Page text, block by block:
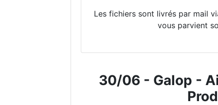
Les fichiers sont livrés par mail
vous parvient
30/06 - Galop -